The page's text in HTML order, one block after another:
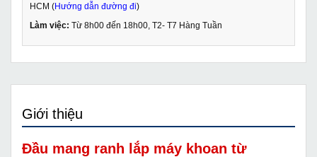
HCM (Hướng dẫn đường đi)
Làm việc: Từ 8h00 đến 18h00, T2- T7 Hàng Tuần
Giới thiệu
Đầu mang ranh lắp máy khoan từ